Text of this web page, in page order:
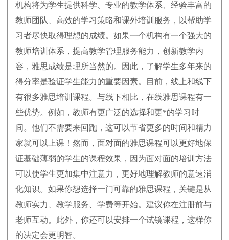
机构将为学生提供科学、专业的教学体系、经验丰富的
教师团队、高效的学习策略和课外培训服务，以帮助学
习者尽快取得理想的成绩。如果一个机构有一个强大的
教师培训体系，提高教学管理服务能力，创新教学内
容，雅思成绩是理所当然的。因此，了解学生多年来的
得分率是验证学生能力的重要因素。目前，线上和线下
有很多雅思培训课程。与线下相比，在线雅思课程有一
些优势。例如，教师有更广泛的选择和更*的学习时
间。他们不需要来回跑，这可以节省更多的时间和精力
家就可以上课！然而，面对面的雅思课程可以更好地保
证基础薄弱的学生的课程效果，因为面对面的培训方法
可以使学生更加集中注意力，更好地理解教师的意速消
化知识。如果你想选择一门可靠的雅思课程，关键是从
教师实力、教学服务、学费等开始。建议你在注册前与
老师互动。此外，你还可以安排一个试镜课程，这样你
的决定会更明智。